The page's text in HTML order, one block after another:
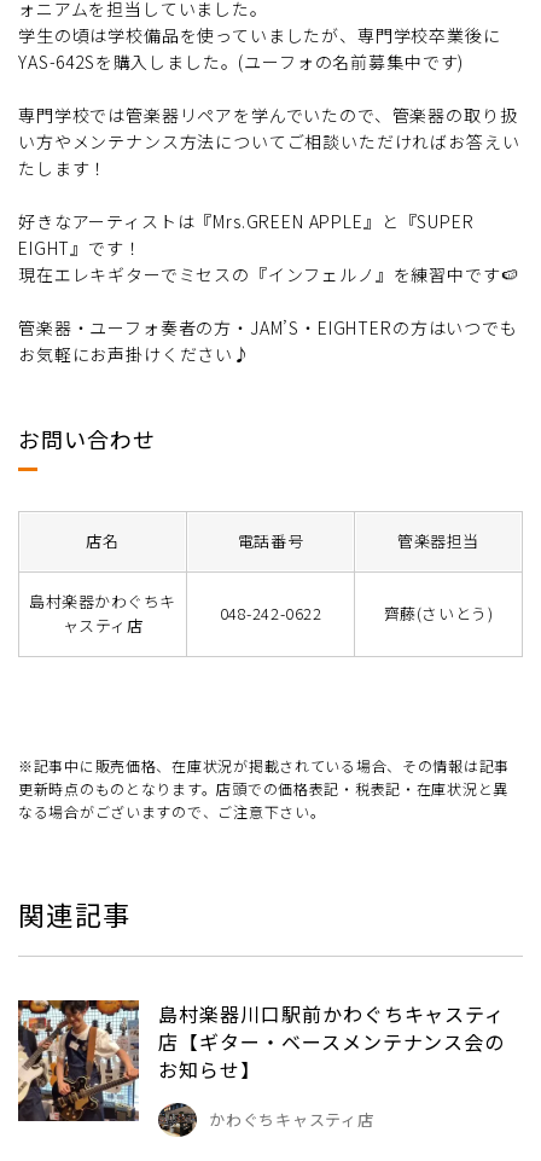
ォニアムを担当していました。
学生の頃は学校備品を使っていましたが、専門学校卒業後に
YAS-642Sを購入しました。(ユーフォの名前募集中です)
専門学校では管楽器リペアを学んでいたので、管楽器の取り扱
い方やメンテナンス方法についてご相談いただければお答えい
たします！
好きなアーティストは『Mrs.GREEN APPLE』と『SUPER
EIGHT』です！
現在エレキギターでミセスの『インフェルノ』を練習中です🍉
管楽器・ユーフォ奏者の方・JAM’S・EIGHTERの方はいつでも
お気軽にお声掛けください♪
お問い合わせ
店名 電話番号 管楽器担当
島村楽器かわぐちキ
ャスティ店
048-242-0622 齊藤(さいとう)
※記事中に販売価格、在庫状況が掲載されている場合、その情報は記事
更新時点のものとなります。店頭での価格表記・税表記・在庫状況と異
なる場合がございますので、ご注意下さい。
関連記事
島村楽器川口駅前かわぐちキャスティ
店【ギター・ベースメンテナンス会の
お知らせ】
かわぐちキャスティ店